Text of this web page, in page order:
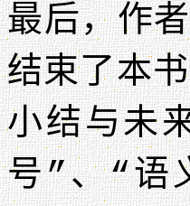
最后，作
结束了本
小结与未
号”、“语